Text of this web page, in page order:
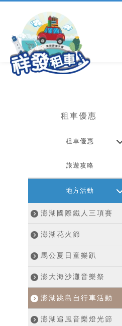
租車優惠
租車優惠
旅遊攻略
地方活動
澎湖國際鐵人三項賽
澎湖花火節
馬公夏日童樂趴
澎大海沙灘音樂祭
澎湖跳島自行車活動
澎湖追風音樂燈光節